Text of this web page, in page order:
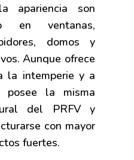
apariencia son
en ventanas,
domos y
Aunque ofrece
la intemperie y a
la misma
del PRFV y
con mayor
fuertes.